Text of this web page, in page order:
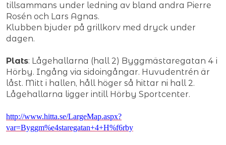
tillsammans under ledning av bland andra Pierre
Rosén och Lars Agnas.
Klubben bjuder på grillkorv med dryck under
dagen.
Plats: Lågehallarna (hall 2) Byggmästaregatan 4 i
Hörby. Ingång via sidoingångar. Huvudentrén är
låst. Mitt i hallen, håll höger så hittar ni hall 2.
Lågehallarna ligger intill Hörby Sportcenter.
http://www.hitta.se/LargeMap.aspx?
var=Byggm%e4staregatan+4+H%f6rby